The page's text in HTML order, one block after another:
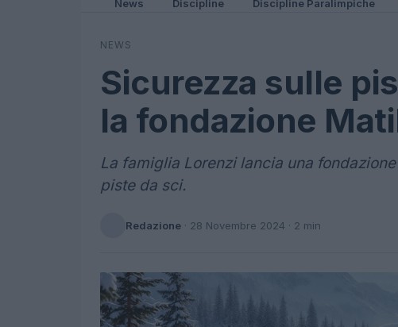
News Discipline Discipline Paralimpiche
NEWS
Sicurezza sulle
la fondazione
La famiglia Lorenzi lancia una
piste da sci.
Redazione · 28 Novembre 2024 · 2 min